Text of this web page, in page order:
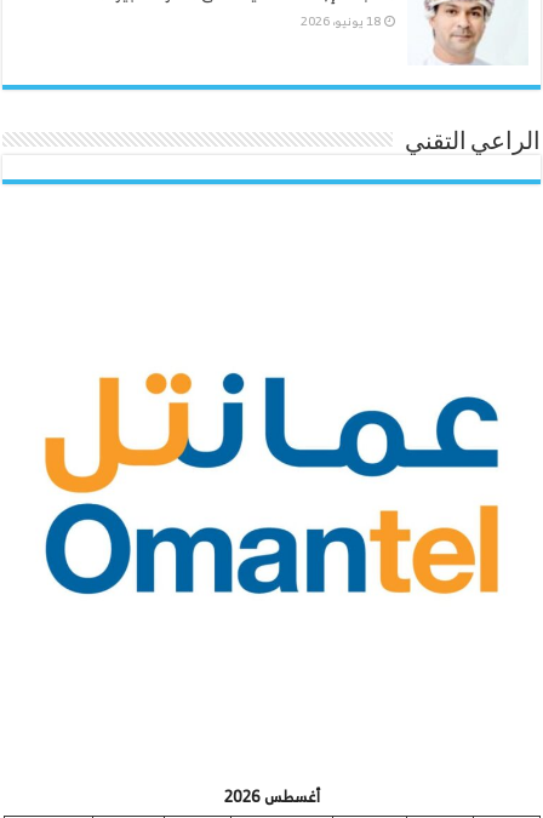
18 يونيو، 2026
الراعي التقني
أغسطس 2026